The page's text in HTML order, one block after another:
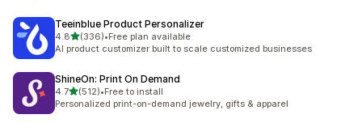
Teeinblue Product Personalizer
4.85つ星中
(336)
合計レビュー数：336件
•Free plan available
AI product customizer built to scale customized businesses
ShineOn: Print On Demand
4.75つ星中
(512)
合計レビュー数：512件
•Free to install
Personalized print-on-demand jewelry, gifts & apparel